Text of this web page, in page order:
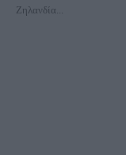
Ζηλανδία...